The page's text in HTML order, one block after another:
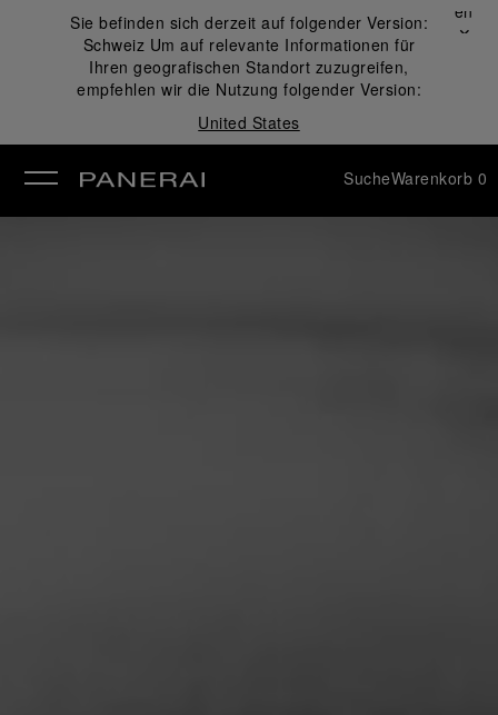
Sie befinden sich derzeit auf folgender Version:
Schweiz Um auf relevante Informationen für
Ihren geografischen Standort zuzugreifen,
empfehlen wir die Nutzung folgender Version:
United States
Schließen
✕
SucheWarenkorb 0